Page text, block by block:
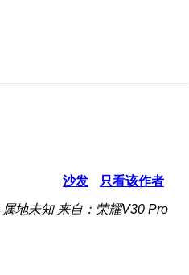
沙发 只看该作者
属地未知 来自：荣耀V30 Pro